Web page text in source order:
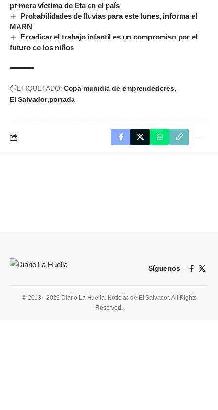
primera víctima de Eta en el país
Probabilidades de lluvias para este lunes, informa el
MARN
Erradicar el trabajo infantil es un compromiso por el
futuro de los niños
ETIQUETADO: Copa munidla de emprendedores
El Salvador portada
Síguenos
© 2013 - 2026 Diario La Huella. Noticias de El Salvador. All Rights
Reserved.